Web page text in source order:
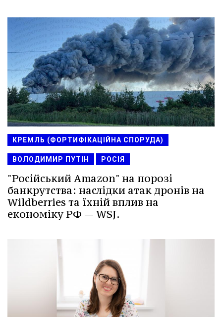
КРЕМЛЬ (ФОРТИФІКАЦІЙНА СПОРУДА)
ВОЛОДИМИР ПУТІН РОСІЯ
"Російський Amazon" на порозі
банкрутства: наслідки атак дронів на
Wildberries та їхній вплив на
економіку РФ — WSJ.